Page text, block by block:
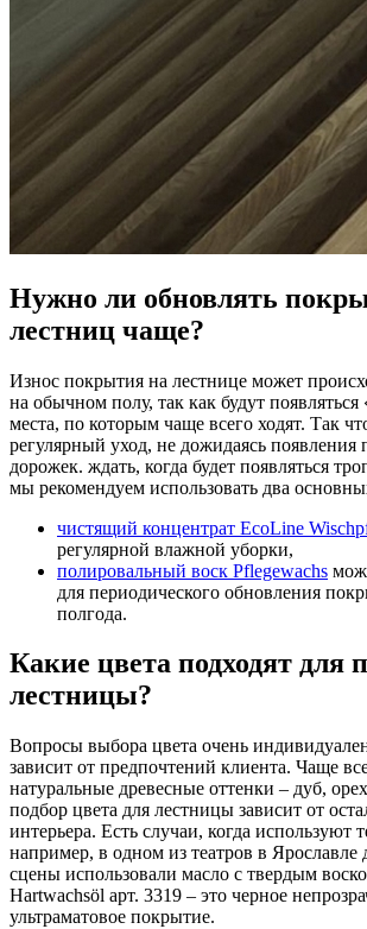
Нужно ли обновлять
лестниц чаще?
Износ покрытия на лестнице может
на обычном полу, так как будут
места, по которым чаще всего ходят. Так
регулярный уход, не дожидаясь появления
дорожек. ждать, когда будет появляться
мы рекомендуем использовать два
чистящий концентрат EcoLine
регулярной влажной уборки,
полировальный воск Pflegewachs
для периодического обновления
полгода.
Какие цвета подходят для
лестницы?
Вопросы выбора цвета очень
зависит от предпочтений клиента. Чаще
натуральные древесные оттенки – дуб,
подбор цвета для лестницы зависит от
интерьера. Есть случаи, когда используют
например, в одном из театров в Ярославле
сцены использовали масло с твердым
Hartwachsöl арт. 3319 – это черное
ультраматовое покрытие.